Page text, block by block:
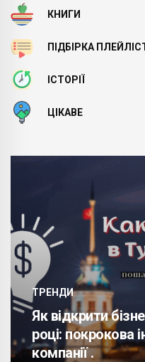
КНИГИ
ПІДБІРКА
ІСТОРІЇ
ЦІКАВЕ
ТРЕНДИ
Як відкрити
році: покрокова
компанії .